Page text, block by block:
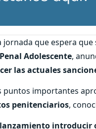
jornada que espera
Adolescente,
las actuales
puntos importantes
penitenciarios,